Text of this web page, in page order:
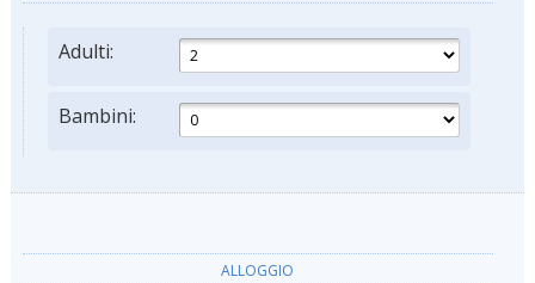
Adulti:
Bambini:
ALLOGGIO